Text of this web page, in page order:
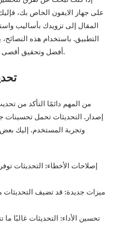
على جهاز الايفون الخاص بك،
المقال إلى تزويدك بأساليب
التطبيق. باستخدام هذه
أفضل وتحقيق أقصى استفادة من ميزات وان اكس بت.
1.
من المهم دائمًا التأكد من
إصدار. التحديثات تحمل
وتجربة المستخدم. إليك
إصلاحات الأخطاء: التحديثات
ميزات جديدة: قد تضيف التحديثات
تحسين الأداء: التحديثات